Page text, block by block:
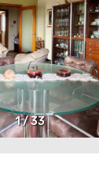
1/33